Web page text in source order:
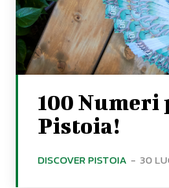
100 Numeri
Pistoia!
DISCOVER PISTOIA - 30